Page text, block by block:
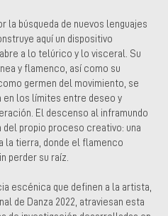
la búsqueda de nuevos lenguajes
aquí un dispositivo
a lo telúrico y lo visceral. Su
y flamenco, así como su
germen del movimiento, se
en los límites entre deseo y
El descenso al inframundo
propio proceso creativo: una
la tierra, donde el flamenco
perder su raíz.
escénica que definen a la artista,
de Danza 2022, atraviesan esta